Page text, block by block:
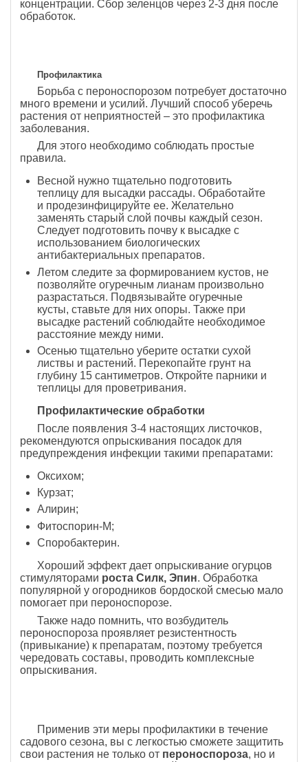
концентрации. Сбор зеленцов через 2-3 дня после
обработок.
Профилактика
Борьба с пероноспорозом потребует достаточно
много времени и усилий. Лучший способ уберечь
растения от неприятностей – это профилактика
заболевания.
Для этого необходимо соблюдать простые
правила.
Весной нужно тщательно подготовить
теплицу для высадки рассады. Обработайте
и продезинфицируйте ее. Желательно
заменять старый слой почвы каждый сезон.
Следует подготовить почву к высадке с
использованием биологических
антибактериальных препаратов.
Летом следите за формированием кустов, не
позволяйте огуречным лианам произвольно
разрастаться. Подвязывайте огуречные
кусты, ставьте для них опоры. Также при
высадке растений соблюдайте необходимое
расстояние между ними.
Осенью тщательно уберите остатки сухой
листвы и растений. Перекопайте грунт на
глубину 15 сантиметров. Откройте парники и
теплицы для проветривания.
Профилактические обработки
После появления 3-4 настоящих листочков,
рекомендуются опрыскивания посадок для
предупреждения инфекции такими препаратами:
Оксихом;
Курзат;
Алирин;
Фитоспорин-М;
Споробактерин.
Хороший эффект дает опрыскивание огурцов
стимуляторами роста Силк, Эпин. Обработка
популярной у огородников бордоской смесью мало
помогает при пероноспорозе.
Также надо помнить, что возбудитель
пероноспороза проявляет резистентность
(привыкание) к препаратам, поэтому требуется
чередовать составы, проводить комплексные
опрыскивания.
Применив эти меры профилактики в течение
садового сезона, вы с легкостью сможете защитить
свои растения не только от пероноспороза, но и